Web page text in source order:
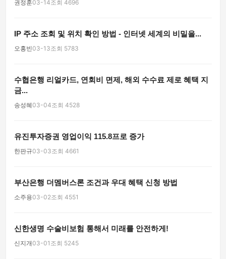
권정훈03-14조회 4696
IP 주소 조회 및 위치 확인 방법 - 인터넷 세계의 비밀을...
오홍빈03-13조회 5783
수협은행 리얼카드, 연회비 면제, 해외 수수료 제로 혜택 지
금...
송성혜03-04조회 4528
유진투자증권 영업이익 115.8프로 증가
한판규03-03조회 4661
부산은행 더멤버스론 조건과 우대 혜택 신청 방법
소주용03-02조회 4551
신한생명 수술비보험 통해서 미래를 안전하게!
신지개03-01 조회 5245